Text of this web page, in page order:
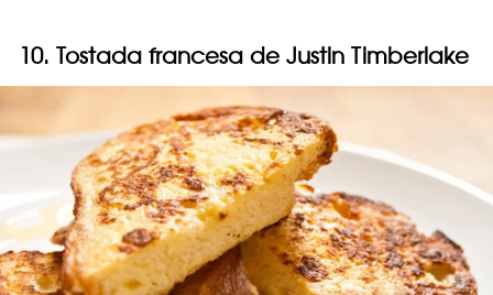
10. Tostada francesa de Justin Timberlake